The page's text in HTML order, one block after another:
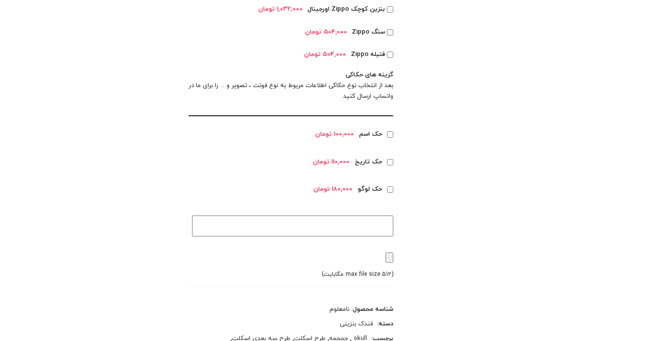
بنزین کوچک Zippo اورجینال
1,032,000 تومان
سنگ Zippo 504,000 تومان
فتیله Zippo 504,000 تومان
گزینه های حکاکی
بعد از انتخاب نوع حکاکی اطلاعات مربوط به نوع فونت ، تصویر و ... را برای ما در
واتساپ ارسال کنید
حک اسم 100,000 تومان
حک تاریخ 110,000 تومان
حک لوگو 180,000 تومان
(max file size 512 مگابایت)
شناسه محصول: نامعلوم
دسته: فندک بنزینی
برچسب:
skull
, جمجمه, طرح اسکلت, طرح سه بعدی اسکلت,